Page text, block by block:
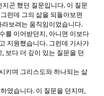
지곤 했던 질문입니다. 이 질문
그런데 그의 삶을 되돌아보면
보려는 움직임이었습니다.
를 이어받던지 , 아니면 이보다
지원했습니다. 그런데 기사가
, 보다 더 깊이 있는 질문을 던
키며 그리스도와 하나되는 삶
였습니다. 이 질문을 던지며 ,